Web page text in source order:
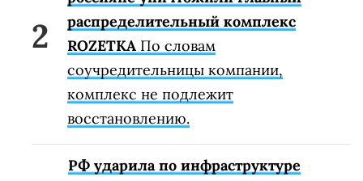
распределительный комплекс
ROZETKA По словам
соучредительницы компании,
комплекс не подлежит
восстановлению.
РФ ударила по инфраструктуре